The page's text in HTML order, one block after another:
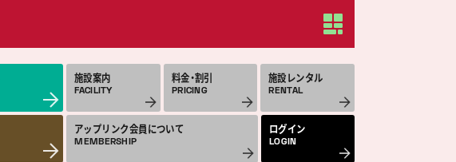
施設案内
FACILITY
料金・割引
PRICING
施設レンタル
RENTAL
アップリンク会員について
MEMBERSHIP
ログイン
LOGIN